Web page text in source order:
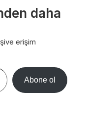
daha
erişim
Abone ol